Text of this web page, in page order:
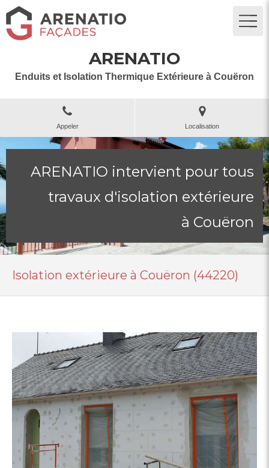
ARENATIO
Enduits et Isolation Thermique Extérieure à Couëron
Appeler Localisation
ARENATIO intervient pour tous
travaux d'isolation extérieure
à Couëron
Isolation extérieure à Couëron (44220)